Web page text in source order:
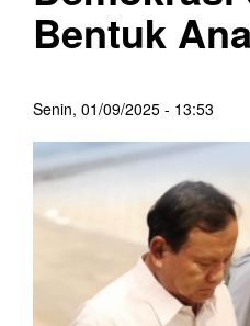
Bentuk
Senin, 01/09/2025 - 13:53